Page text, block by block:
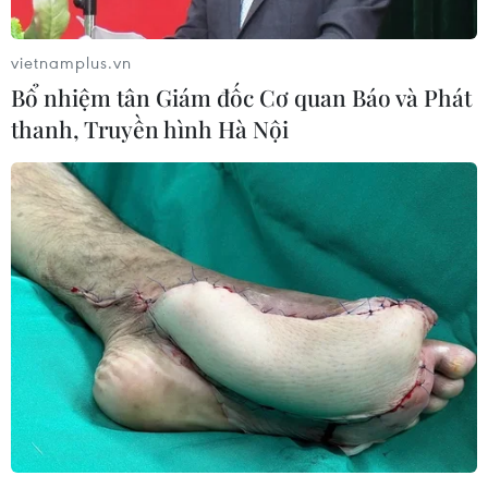
Chính phủ Thái Lan siết chặt kiểm
soát sở hữu súng
10/08/2026 10:27
Thái Lan: Nổ súng tại văn phòng
chính quyền tỉnh Nonthaburi
10/08/2026 08:15
Bão Dolphin suy yếu nhưng tiếp tục
gây mưa lớn, nguy cơ lũ lụt tại Trung
Quốc
vietnamplus.vn
Bổ nhiệm tân Giám đốc Cơ quan Báo và Phát
thanh, Truyền hình Hà Nội